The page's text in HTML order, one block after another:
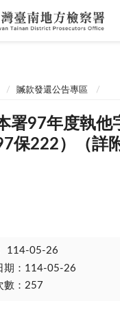
贓款發還公告專區
署97年度執他
保222）（詳
114-05-26
期：114-05-26
數：257